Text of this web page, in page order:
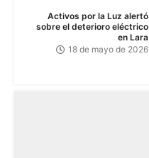
Activos por la Luz alertó
sobre el deterioro eléctrico
en Lara
18 de mayo de 2026